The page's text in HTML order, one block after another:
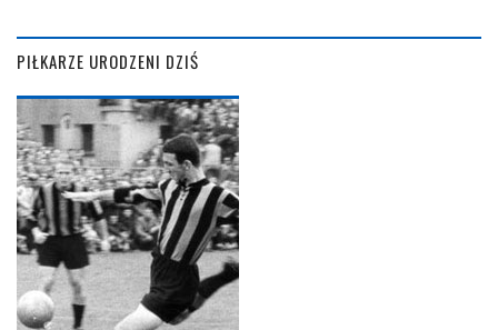
PIŁKARZE URODZENI DZIŚ